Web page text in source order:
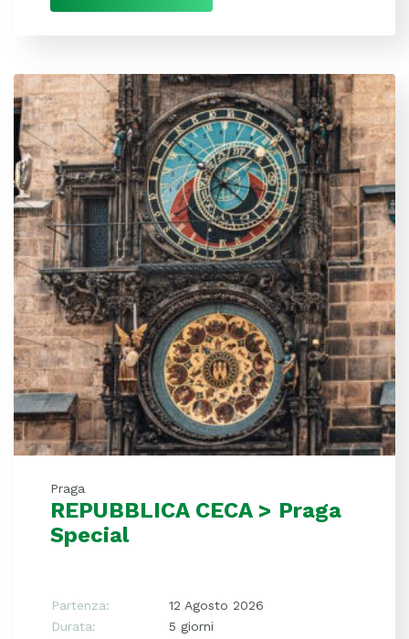
Praga
REPUBBLICA CECA > Praga
Special
Partenza:
12 Agosto 2026
Durata:
5 giorni